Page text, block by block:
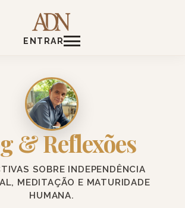
& Reflexões
SOBRE INDEPENDÊNCIA
MEDITAÇÃO E MATURIDADE
HUMANA.
ENTRAR